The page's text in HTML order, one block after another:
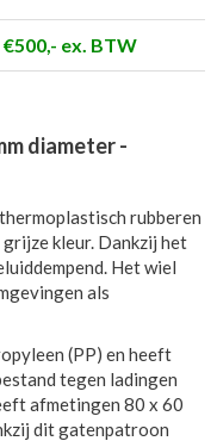
ex. BTW
diameter -
rubberen
kleur. Dankzij het
Het wiel
als
(PP) en heeft
tegen ladingen
afmetingen 80 x 60
dit gatenpatroon